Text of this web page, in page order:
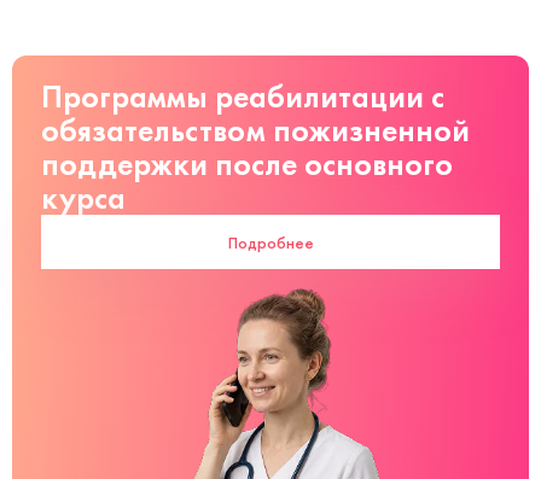
Программы реабилитации с
обязательством пожизненной
поддержки после основного
курса
Подробнее